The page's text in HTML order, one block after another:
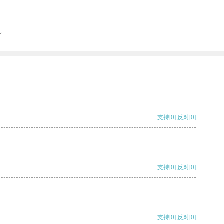
支持[0] 反对[0]
支持[0] 反对[0]
支持[0] 反对[0]